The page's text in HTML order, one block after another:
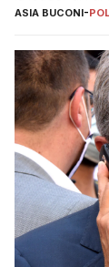
ASIA BUCONI-